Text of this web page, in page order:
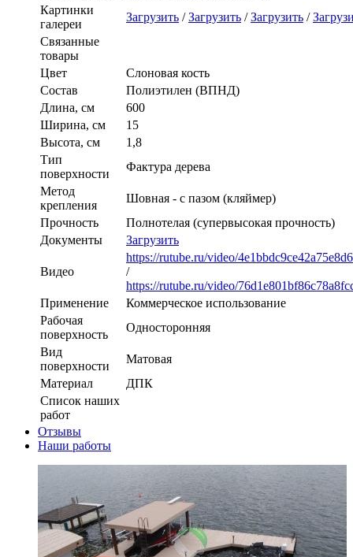
Картинки
галереи
Загрузить /Загрузить /Загрузить /
Связанные
товары
Цвет
Слоновая кость
Состав
Полиэтилен (ВПНД)
Длина, см
600
Ширина, см
15
Высота, см
1,8
Тип
поверхности
Фактура дерева
Метод
крепления
Шовная - с пазом (кляймер)
Прочность
Полнотелая (супервысокая прочность)
Документы
Загрузить
Видео
https://rutube.ru/video/
/
https://rutube.ru/video/
Применение
Коммерческое использование
Рабочая
поверхность
Односторонняя
Вид
поверхности
Матовая
Материал
ДПК
Список наших
работ
Отзывы
Наши работы